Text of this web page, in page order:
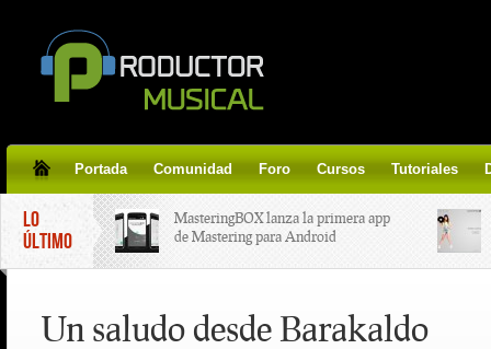
Portada Comunidad Foro Cursos Tutoriales
LO
ÚLTIMO
MasteringBOX lanza la primera app
de Mastering para Android
line gratis!
Un saludo desde Barakaldo